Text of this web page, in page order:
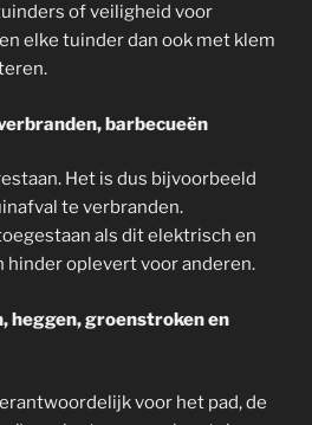
of veiligheid voor
elke tuinder dan ook met klem
barbecueën
Het is dus bijvoorbeeld
te verbranden.
als dit elektrisch en
hinder oplevert voor anderen.
heggen, groenstroken en
voor het pad, de